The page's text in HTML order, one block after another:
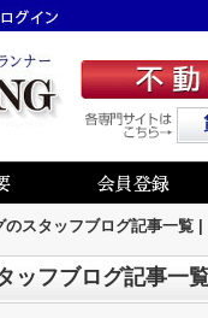
のスタッフブログ記事一覧
ッフブログ記事一